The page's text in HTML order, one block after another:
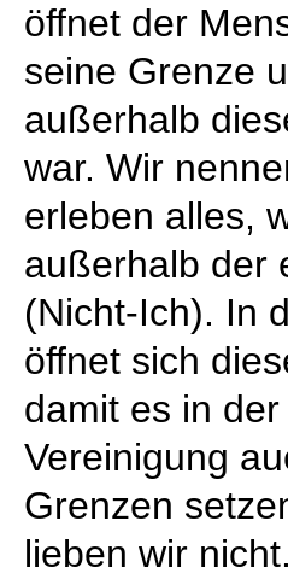
öffnet der
seine Grenze
außerhalb
war. Wir
erleben alles,
außerhalb der
(Nicht-Ich). In
öffnet sich
damit es in der
Vereinigung
Grenzen
lieben wir